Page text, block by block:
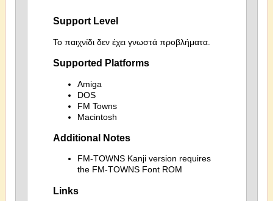
Support Level
Το παιχνίδι δεν έχει γνωστά προβλήματα.
Supported Platforms
Amiga
DOS
FM Towns
Macintosh
Additional Notes
FM-TOWNS Kanji version requires
the FM-TOWNS Font ROM
Links